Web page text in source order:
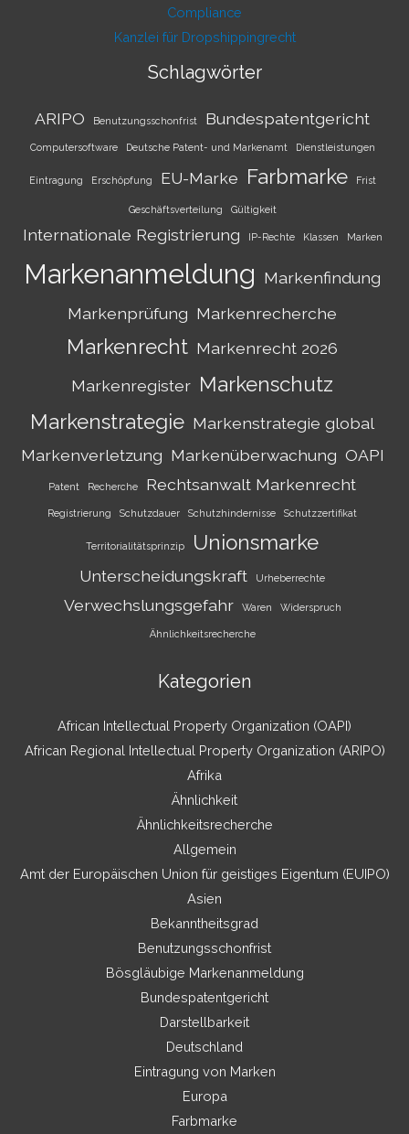
Compliance
Kanzlei für Dropshippingrecht
Schlagwörter
ARIPO Benutzungsschonfrist Bundespatentgericht
Computersoftware Deutsche Patent- und Markenamt Dienstleistungen
Eintragung Erschöpfung EU-Marke Farbmarke Frist
Geschäftsverteilung Gültigkeit
Internationale Registrierung IP-Rechte Klassen Marken
Markenanmeldung Markenfindung
Markenprüfung Markenrecherche
Markenrecht Markenrecht 2026
Markenregister Markenschutz
Markenstrategie Markenstrategie global
Markenverletzung Markenüberwachung OAPI
Patent Recherche Rechtsanwalt Markenrecht
Registrierung Schutzdauer Schutzhindernisse Schutzzertifikat
Territorialitätsprinzip Unionsmarke
Unterscheidungskraft Urheberrechte
Verwechslungsgefahr Waren Widerspruch
Ähnlichkeitsrecherche
Kategorien
African Intellectual Property Organization (OAPI)
African Regional Intellectual Property Organization (ARIPO)
Afrika
Ähnlichkeit
Ähnlichkeitsrecherche
Allgemein
Amt der Europäischen Union für geistiges Eigentum (EUIPO)
Asien
Bekanntheitsgrad
Benutzungsschonfrist
Bösgläubige Markenanmeldung
Bundespatentgericht
Darstellbarkeit
Deutschland
Eintragung von Marken
Europa
Farbmarke